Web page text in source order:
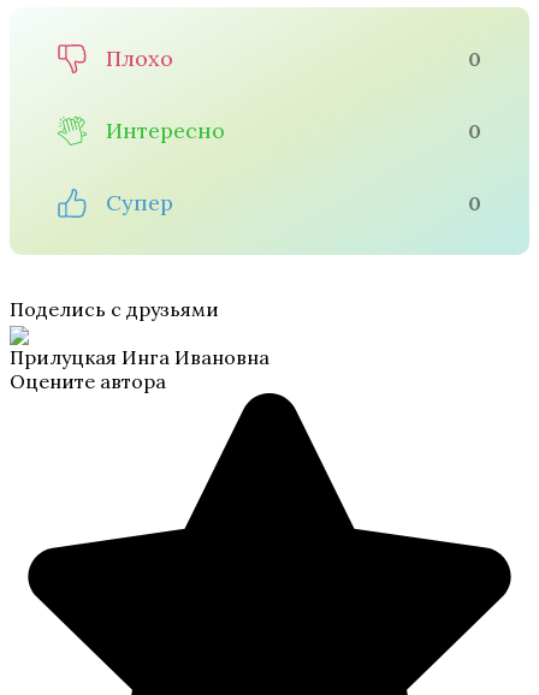
Плохо 0
Интересно 0
Супер 0
Поделись с друзьями
Прилуцкая Инга Ивановна
Оцените автора